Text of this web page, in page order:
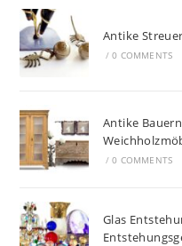
Antike
/ 0 COMMENTS
Antike
/ 0 COMMENTS
Glas